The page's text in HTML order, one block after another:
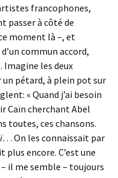
francophones,
passer à côté de
moment là –, et
commun accord,
Imagine les deux
pétard, à plein pot sur
« Quand j’ai besoin
Caïn cherchant Abel
toutes, ces chansons.
… On les connaissait par
plus encore. C’est une
il me semble – toujours